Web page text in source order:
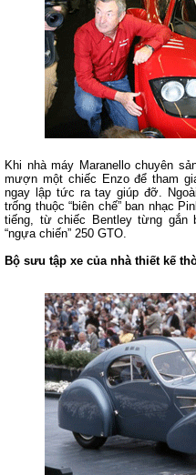
Khi nhà máy Maranello chuyên
mượn một chiếc Enzo để tham
ngay lập tức ra tay giúp đỡ.
trống thuộc “biên chế” ban nhạc
tiếng, từ chiếc Bentley từng gắn
“ngựa chiến” 250 GTO.
Bộ sưu tập xe của nhà thiết kế